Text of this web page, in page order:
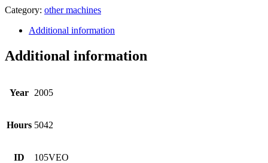
Category: other machines
Additional information
Additional information
Year 2005
Hours 5042
ID 105VEO